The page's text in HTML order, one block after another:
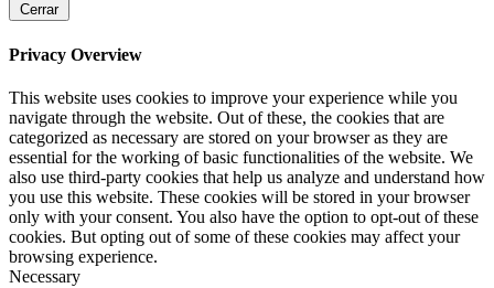
Cerrar
Privacy Overview
This website uses cookies to improve your experience while you
navigate through the website. Out of these, the cookies that are
categorized as necessary are stored on your browser as they are
essential for the working of basic functionalities of the website. We
also use third-party cookies that help us analyze and understand how
you use this website. These cookies will be stored in your browser
only with your consent. You also have the option to opt-out of these
cookies. But opting out of some of these cookies may affect your
browsing experience.
Necessary